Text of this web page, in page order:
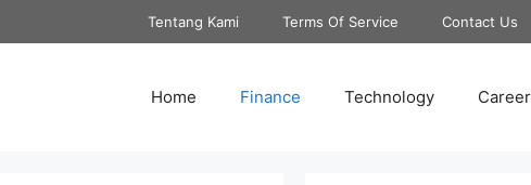
Tentang Kami Terms Of Service Contact Us
Home Finance Technology